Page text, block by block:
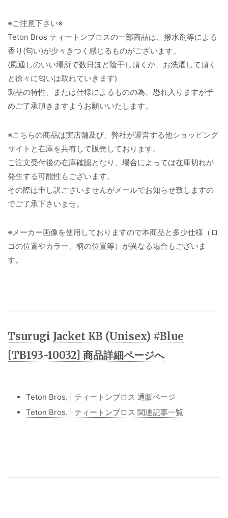
※ご注意下さい※
Teton Bros ティートンブロスの一部商品は、撥水剤等による
香り(匂い)が少々きつく感じるものがございます。
(風通しのいい場所で数日ほど陰干し頂くか、お洗濯して頂く
と徐々に匂いは取れていきます)
製品の特性、または仕様によるものの為、恐れ入りますが予
めご了承頂きますようお願いいたします。
※こちらの商品は実店舗及び、弊社が運営する他ショッピング
サイトと在庫を共有して販売しております。
ご注文受付後の在庫確認となり、場合によっては在庫切れが
発生する可能性もございます。
その際は申し訳ございませんがメールでお知らせ致しますの
でご了承下さいませ。
※メーカー画像を使用しておりますので本商品と多少仕様（ロ
ゴの位置やカラー、柄の位置等）が異なる場合もございま
す。
Tsurugi Jacket KB (Unisex) #Blue
[TB193-10032] 商品詳細ページへ
Teton Bros. | ティートンブロス 通販ページ
Teton Bros. | ティートンブロス 関連記事一覧